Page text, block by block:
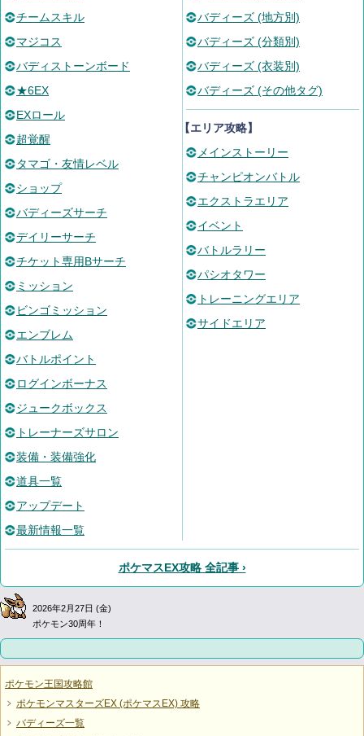
チームスキル
マジコス
バディストーンボード
★6EX
EXロール
超覚醒
タマゴ・友情レベル
ショップ
バディーズサーチ
デイリーサーチ
チケット専用Bサーチ
ミッション
ビンゴミッション
エンブレム
バトルポイント
ログインボーナス
ジュークボックス
トレーナーズサロン
装備・装備強化
道具一覧
アップデート
最新情報一覧
バディーズ (地方別)
バディーズ (分類別)
バディーズ (衣装別)
バディーズ (その他タグ)
【エリア攻略】
メインストーリー
チャンピオンバトル
エクストラエリア
イベント
バトルラリー
パシオタワー
トレーニングエリア
サイドエリア
ポケマスEX攻略 全記事 ›
2026年2月27日 (金)
ポケモン30周年！
ポケモン王国攻略館
ポケモンマスターズEX (ポケマスEX) 攻略
バディーズ一覧